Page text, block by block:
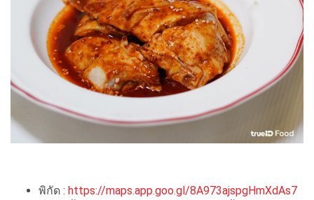
พิกัด : https://maps.app.goo.gl/8A973ajspgHmXdAs7